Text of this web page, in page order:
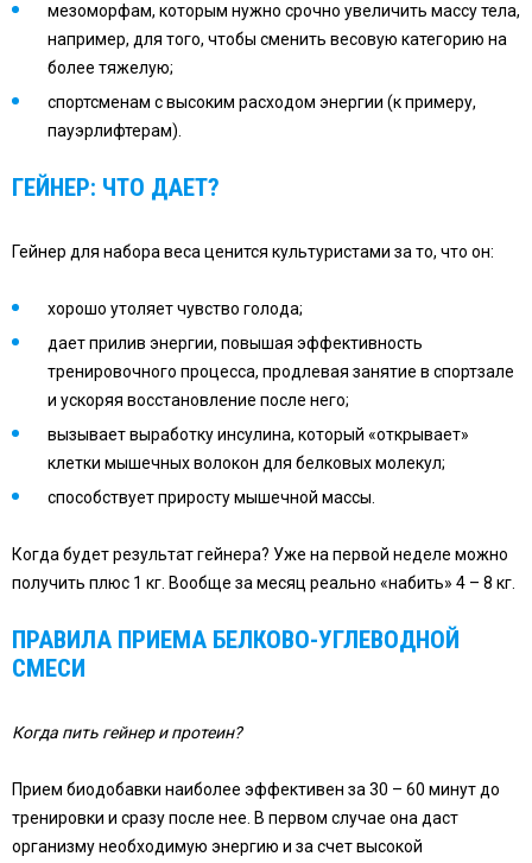
мезоморфам, которым нужно срочно увеличить массу тела,
например, для того, чтобы сменить весовую категорию на
более тяжелую;
спортсменам с высоким расходом энергии (к примеру,
пауэрлифтерам).
ГЕЙНЕР: ЧТО ДАЕТ?
Гейнер для набора веса ценится культуристами за то, что он:
хорошо утоляет чувство голода;
дает прилив энергии, повышая эффективность
тренировочного процесса, продлевая занятие в спортзале
и ускоряя восстановление после него;
вызывает выработку инсулина, который «открывает»
клетки мышечных волокон для белковых молекул;
способствует приросту мышечной массы.
Когда будет результат гейнера? Уже на первой неделе можно
получить плюс 1 кг. Вообще за месяц реально «набить» 4 – 8 кг.
ПРАВИЛА ПРИЕМА БЕЛКОВО-УГЛЕВОДНОЙ
СМЕСИ
Когда пить гейнер и протеин?
Прием биодобавки наиболее эффективен за 30 – 60 минут до
тренировки и сразу после нее. В первом случае она даст
организму необходимую энергию и за счет высокой